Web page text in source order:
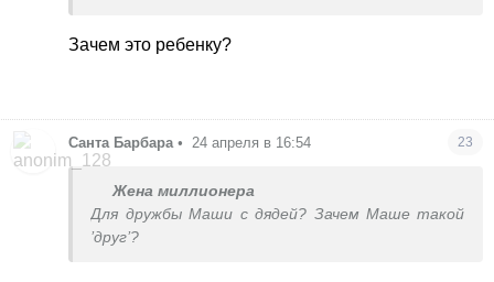
Зачем это ребенку?
Санта Барбара • 24 апреля в 16:54 23
Жена миллионера
Для дружбы Маши с дядей? Зачем Маше такой
’друг’?